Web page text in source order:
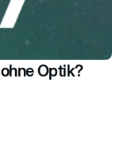
Optik?